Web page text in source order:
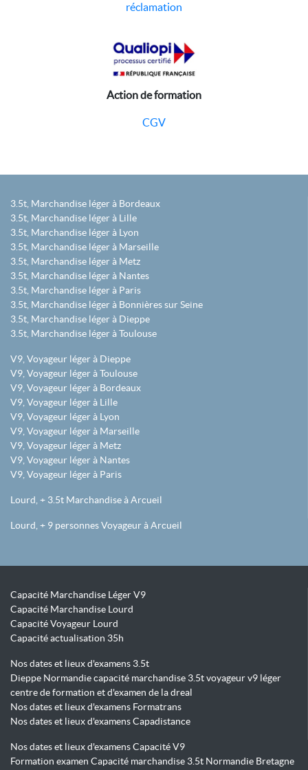
réclamation
Action de formation
CGV
3.5t, Marchandise léger à Bordeaux
3.5t, Marchandise léger à Lille
3.5t, Marchandise léger à Lyon
3.5t, Marchandise léger à Marseille
3.5t, Marchandise léger à Metz
3.5t, Marchandise léger à Nantes
3.5t, Marchandise léger à Paris
3.5t, Marchandise léger à Bonnières sur Seine
3.5t, Marchandise léger à Dieppe
3.5t, Marchandise léger à Toulouse
V9, Voyageur léger à Dieppe
V9, Voyageur léger à Toulouse
V9, Voyageur léger à Bordeaux
V9, Voyageur léger à Lille
V9, Voyageur léger à Lyon
V9, Voyageur léger à Marseille
V9, Voyageur léger à Metz
V9, Voyageur léger à Nantes
V9, Voyageur léger à Paris
Lourd, + 3.5t Marchandise à Arcueil
Lourd, + 9 personnes Voyageur à Arcueil
Capacité Marchandise Léger V9
Capacité Marchandise Lourd
Capacité Voyageur Lourd
Capacité actualisation 35h
Nos dates et lieux d'examens 3.5t
Dieppe Normandie capacité marchandise 3.5t voyageur v9 léger
centre de formation et d'examen de la dreal
Nos dates et lieux d'examens Formatrans
Nos dates et lieux d'examens Capadistance
Nos dates et lieux d'examens Capacité V9
Formation examen Capacité marchandise 3.5t Normandie Bretagne